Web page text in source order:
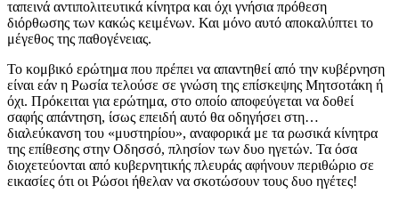
ταπεινά αντιπολιτευτικά κίνητρα και όχι γνήσια πρόθεση
διόρθωσης των κακώς κειμένων. Και μόνο αυτό αποκαλύπτει το
μέγεθος της παθογένειας.
Το κομβικό ερώτημα που πρέπει να απαντηθεί από την κυβέρνηση
είναι εάν η Ρωσία τελούσε σε γνώση της επίσκεψης Μητσοτάκη ή
όχι. Πρόκειται για ερώτημα, στο οποίο αποφεύγεται να δοθεί
σαφής απάντηση, ίσως επειδή αυτό θα οδηγήσει στη…
διαλεύκανση του «μυστηρίου», αναφορικά με τα ρωσικά κίνητρα
της επίθεσης στην Οδησσό, πλησίον των δυο ηγετών. Τα όσα
διοχετεύονται από κυβερνητικής πλευράς αφήνουν περιθώριο σε
εικασίες ότι οι Ρώσοι ήθελαν να σκοτώσουν τους δυο ηγέτες!